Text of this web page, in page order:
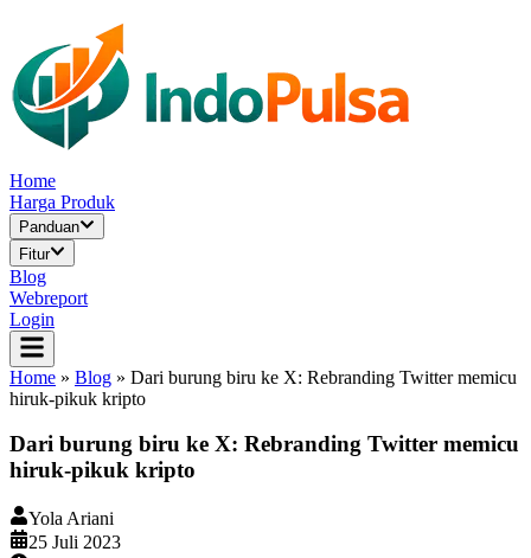
Home
Harga Produk
Panduan
Fitur
Blog
Webreport
Login
Home » Blog » Dari burung biru ke X: Rebranding Twitter memicu
hiruk-pikuk kripto
Dari burung biru ke X: Rebranding Twitter memicu
hiruk-pikuk kripto
Yola Ariani
25 Juli 2023